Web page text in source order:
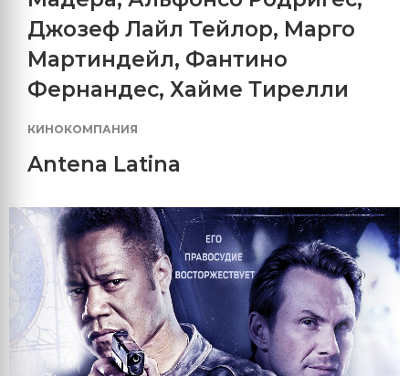
Джозеф Лайл Тейлор, Марго
Мартиндейл, Фантино
Фернандес, Хайме Тирелли
КИНОКОМПАНИЯ
Antena Latina